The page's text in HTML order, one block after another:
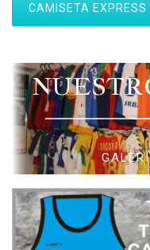
CAMISETA EXPRESS